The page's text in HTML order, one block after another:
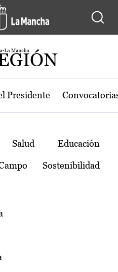
de Castilla-La
Presidente
Salud Educación
Sostenibilidad